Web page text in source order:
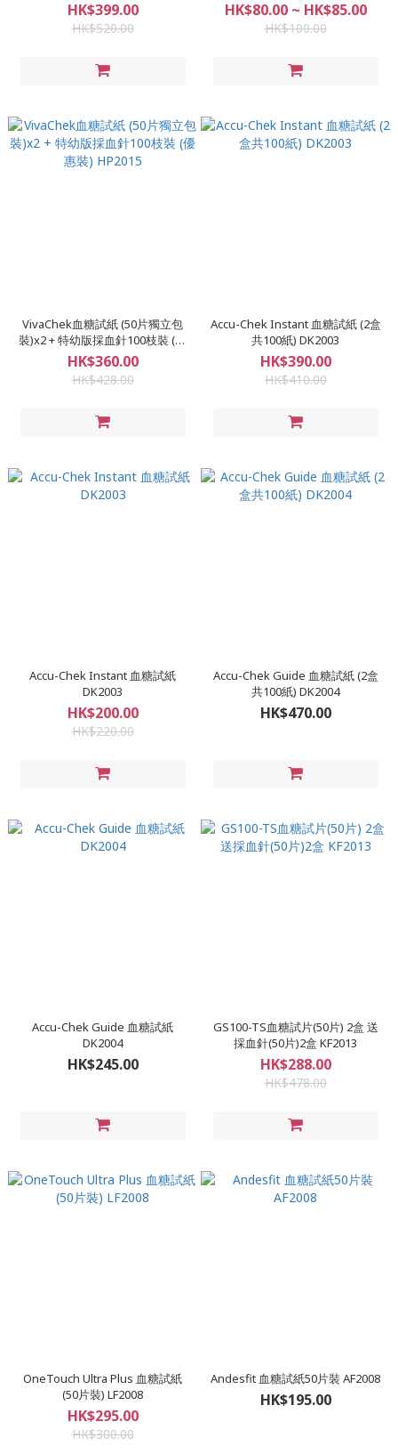
HK$399.00
HK$520.00
2026** LF2006
HK$80.00 ~ HK$85.00
HK$100.00
VivaChek血糖試紙 (50片獨立包
裝)x2 + 特幼版採血針100枝裝 (優
惠裝) HP2015
HK$360.00
HK$428.00
Accu-Chek Instant 血糖試紙 (2盒
共100紙) DK2003
HK$390.00
HK$410.00
Accu-Chek Instant 血糖試紙
DK2003
HK$200.00
HK$220.00
Accu-Chek Guide 血糖試紙 (2盒
共100紙) DK2004
HK$470.00
Accu-Chek Guide 血糖試紙
DK2004
HK$245.00
GS100-TS血糖試片(50片) 2盒 送
採血針(50片)2盒 KF2013
HK$288.00
HK$478.00
OneTouch Ultra Plus 血糖試紙
(50片裝) LF2008
HK$295.00
HK$300.00
Andesfit 血糖試紙50片裝 AF2008
HK$195.00